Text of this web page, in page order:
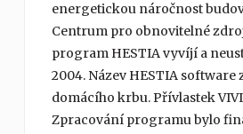
energetickou náročnost
Centrum pro obnovitelné
program HESTIA vyvíjí a
2004. Název HESTIA
domácího krbu. Přívlastek
Zpracování programu bylo